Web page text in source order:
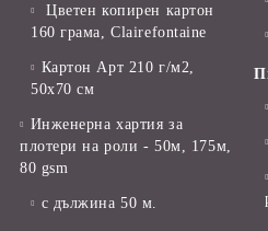
Цветен копирен картон
160 грама, Clairefontaine
Картон Арт 210 г/м2,
50х70 см
Инженерна хартия за
плотери на роли - 50м, 175м,
80 gsm
с дължина 50 м.